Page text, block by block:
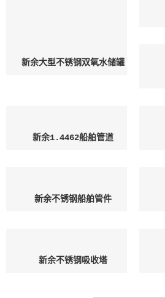
新余大型不锈钢双氧水储罐
新余1.4462船舶管道
新余不锈钢船舶管件
新余不锈钢吸收塔